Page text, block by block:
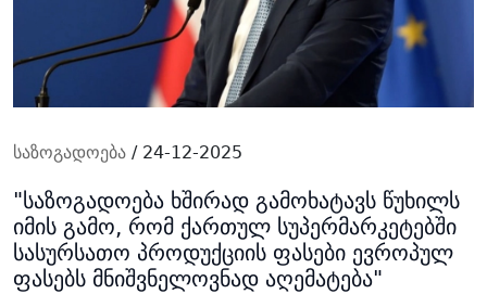
საზოგადოება / 24-12-2025
"საზოგადოება ხშირად გამოხატავს წუხილს
იმის გამო, რომ ქართულ სუპერმარკეტებში
სასურსათო პროდუქციის ფასები ევროპულ
ფასებს მნიშვნელოვნად აღემატება"